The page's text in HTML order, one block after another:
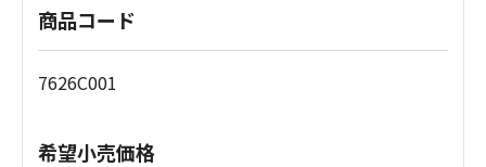
商品コード
7626C001
希望小売価格